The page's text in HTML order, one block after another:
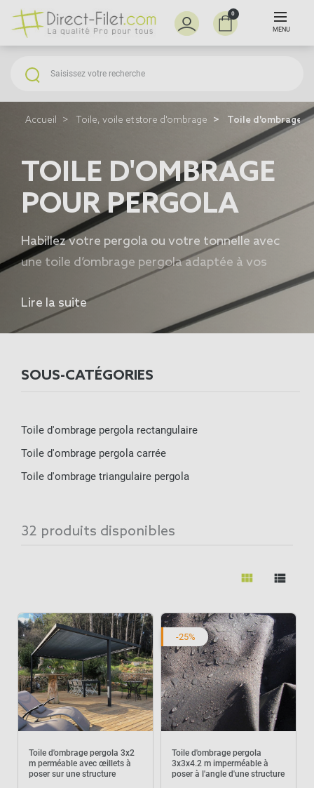
0
MENU
Accueil Toile, voile et store d'ombrage Toile d'ombrage
TOILE D'OMBRAGE
POUR PERGOLA
Habillez votre pergola ou votre tonnelle avec
une toile d’ombrage pergolaadaptée à vos
besoins : ajourée pour laisser passer l’air ou
imperméable pour une protection contre la
pluie. Disponible en plusieurs tailles, formes et
espace confortable et esthétique. Si vous ne
esthétique et facile à installer.
Lire la suite
SOUS-CATÉGORIES
Toile d'ombrage pergola rectangulaire
Toile d'ombrage pergola carrée
Toile d'ombrage triangulaire pergola
32 produits disponibles
view_module view_list
Toile d'ombrage pergola 3x2
m perméable avec œillets à
poser sur une structure
-25%
Toile d'ombrage pergola
3x3x4.2 m imperméable à
poser à l'angle d'une structure